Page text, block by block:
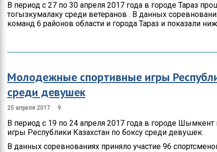
В период с 27 по 30 апреля 2017 года в городе Тараз
тогызкумалаку среди ветеранов . В данных
команд 6 районов области и города Тараз и показали
Молодежные спортивные игры
среди девушек
25 апреля 2017 9
В период с 19 по 24 апреля 2017 года в городе
игры Республики Казахстан по боксу среди девушек.
В данных соревнованиях приняло участие 96